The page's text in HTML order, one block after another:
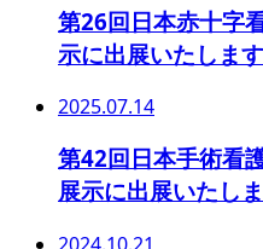
第26回日本赤十字
示に出展いたします
2025.07.14
第42回日本手術看
展示に出展いたし